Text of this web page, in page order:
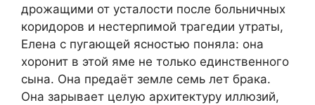
дрожащими от усталости после больничных
коридоров и нестерпимой трагедии утраты,
Елена с пугающей ясностью поняла: она
хоронит в этой яме не только единственного
сына. Она предаёт земле семь лет брака.
Она зарывает целую архитектуру иллюзий,